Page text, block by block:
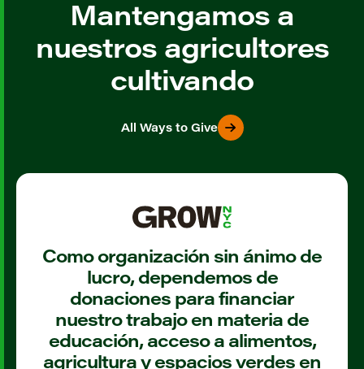
Mantengamos a
nuestros agricultores
cultivando
All Ways to Give
Como organización sin ánimo de
lucro, dependemos de
donaciones para financiar
nuestro trabajo en materia de
educación, acceso a alimentos,
agricultura y espacios verdes en